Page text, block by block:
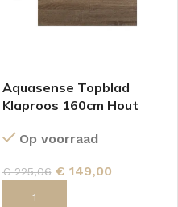
Aquasense Topblad
Klaproos 160cm Hout
Op voorraad
€225,06 € 149,00